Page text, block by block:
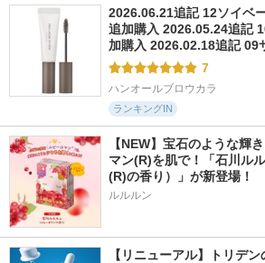
2026.06.21追記 12ソイベ
追加購入 2026.05.24追記
加購入 2026.02.18追記
7
ハンオールブロウカラ
ランキングIN
【NEW】宝石のような輝
マン(R)を肌で！「石川ル
(R)の香り）」が新登場！
ルルルン
【リニューアル】トリデ